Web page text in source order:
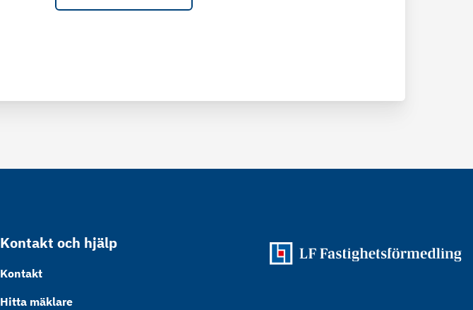
Kontakt och hjälp
Kontakt
Hitta mäklare